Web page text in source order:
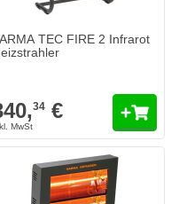
TEC FIRE 2 Infrarot
34 €